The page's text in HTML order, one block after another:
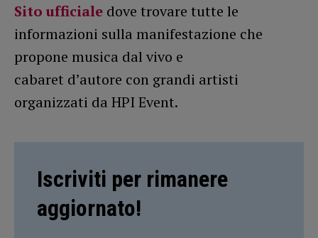
Sito ufficiale dove trovare tutte le
informazioni sulla manifestazione che
propone musica dal vivo e
cabaret d’autore con grandi artisti
organizzati da HPI Event.
Iscriviti per rimanere
aggiornato!